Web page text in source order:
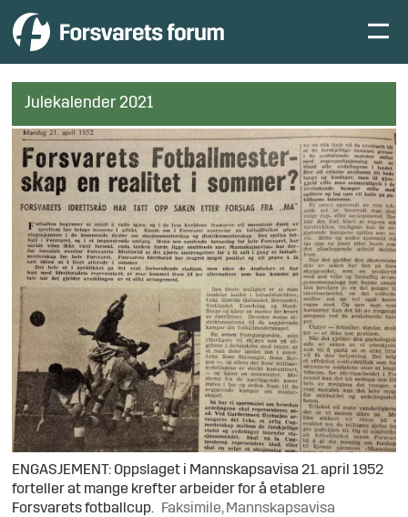
Julekalender 2021
ENGASJEMENT: Oppslaget i Mannskapsavisa 21. april 1952
forteller at mange krefter arbeider for å etablere
Forsvarets fotballcup.
Faksimile, Mannskapsavisa